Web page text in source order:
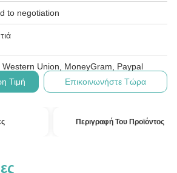
to negotiation
Western Union, MoneyGram, Paypal
Τιμή
Επικοινωνήστε Τώρα
Περιγραφή Του Προϊόντος